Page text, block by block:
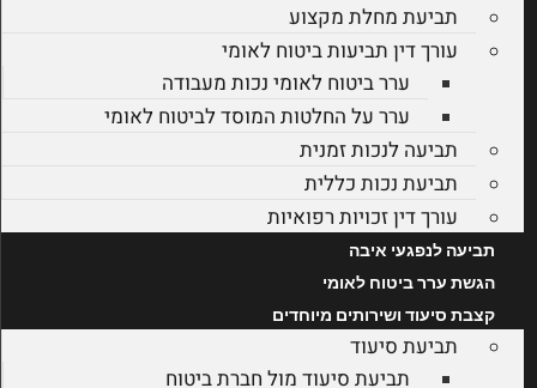
תביעת מחלת מקצוע
עורך דין תביעות ביטוח לאומי
ערר ביטוח לאומי נכות מעבודה
ערר על החלטות המוסד לביטוח לאומי
תביעה לנכות זמנית
תביעת נכות כללית
עורך דין זכויות רפואיות
תביעה לנפגעי איבה
הגשת ערר ביטוח לאומי
קצבת סיעוד ושירותים מיוחדים
תביעת סיעוד
תביעת סיעוד מול חברת ביטוח